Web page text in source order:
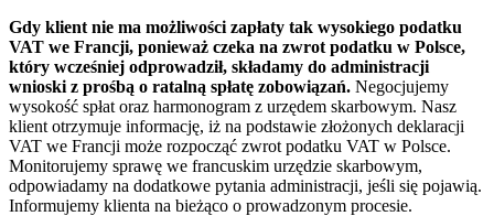
Gdy klient nie ma możliwości zapłaty tak wysokiego podatku
VAT we Francji, ponieważ czeka na zwrot podatku w Polsce,
który wcześniej odprowadził, składamy do administracji
wnioski z prośbą o ratalną spłatę zobowiązań. Negocjujemy
wysokość spłat oraz harmonogram z urzędem skarbowym. Nasz
klient otrzymuje informację, iż na podstawie złożonych deklaracji
VAT we Francji może rozpocząć zwrot podatku VAT w Polsce.
Monitorujemy sprawę we francuskim urzędzie skarbowym,
odpowiadamy na dodatkowe pytania administracji, jeśli się pojawią.
Informujemy klienta na bieżąco o prowadzonym procesie.